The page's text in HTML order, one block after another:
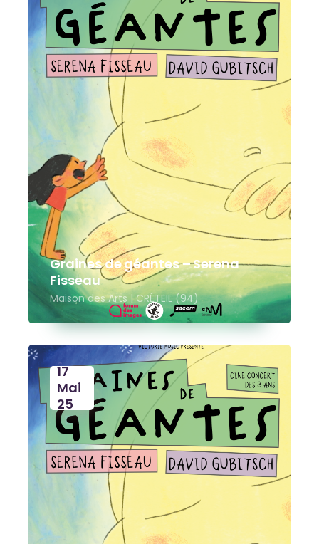
Graines de géantes – Serena
Fisseau
Maison des Arts | CRÉTEIL (94)
17
Mai
25